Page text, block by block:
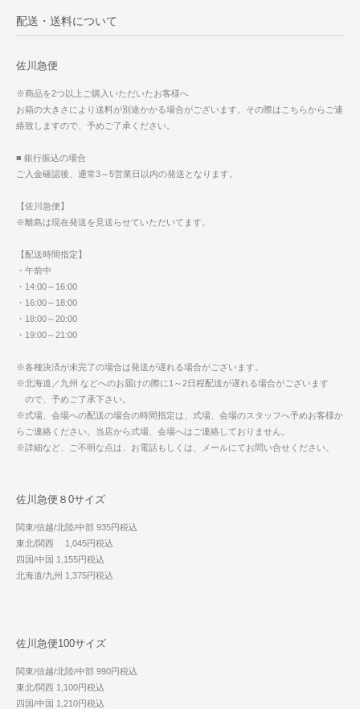
配送・送料について
佐川急便
※商品を2つ以上ご購入いただいたお客様へ
お箱の大きさにより送料が別途かかる場合がございます。その際はこちらからご連
絡致しますので、予めご了承ください。
■ 銀行振込の場合
ご入金確認後、通常3～5営業日以内の発送となります。
【佐川急便】
※離島は現在発送を見送らせていただいてます。
【配送時間指定】
・午前中
・14:00～16:00
・16:00～18:00
・18:00～20:00
・19:00～21:00
※各種決済が未完了の場合は発送が遅れる場合がございます。
※北海道／九州 などへのお届けの際に1～2日程配送が遅れる場合がございます
ので、予めご了承下さい。
※式場、会場への配送の場合の時間指定は、式場、会場のスタッフへ予めお客様か
らご連絡ください。当店から式場、会場へはご連絡しておりません。
※詳細など、ご不明な点は、お電話もしくは、メールにてお問い合せください。
佐川急便８0サイズ
関東/信越/北陸/中部 935円税込
東北/関西 1,045円税込
四国/中国 1,155円税込
北海道/九州 1,375円税込
佐川急便100サイズ
関東/信越/北陸/中部 990円税込
東北/関西 1,100円税込
四国/中国 1,210円税込